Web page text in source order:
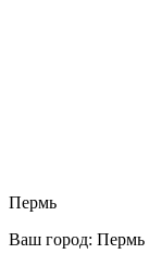
Пермь
Ваш город: Пермь